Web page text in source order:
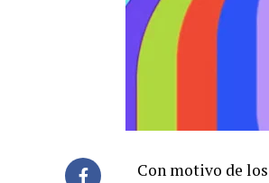
Con motivo de